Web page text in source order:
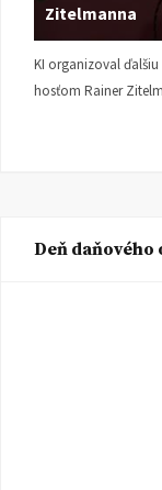
Zitelmanna
KI organizoval ďalšiu
hosťom Rainer
Deň